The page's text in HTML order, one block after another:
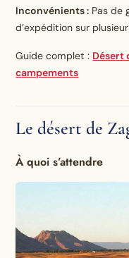
Inconvénients : Pas de
d’expédition sur
Guide complet : Désert
campements
Le désert de
À quoi s’attendre